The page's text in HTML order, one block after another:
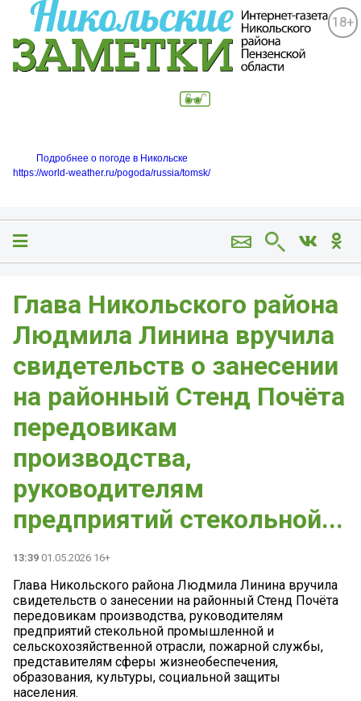
18+
Подробнее о погоде в Никольске
https://world-weather.ru/pogoda/russia/tomsk/
Глава Никольского района
Людмила Линина вручила
свидетельств о занесении
на районный Стенд Почëта
передовикам
производства,
руководителям
предприятий стекольной...
13:39 01.05.2026 16+
Глава Никольского района Людмила Линина вручила
свидетельств о занесении на районный Стенд Почëта
передовикам производства, руководителям
предприятий стекольной промышленной и
сельскохозяйственной отрасли, пожарной службы,
представителям сферы жизнеобеспечения,
образования, культуры, социальной защиты
населения.